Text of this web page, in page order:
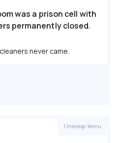
was a prison cell with
permanently closed.
never came.
1 miesiąc temu